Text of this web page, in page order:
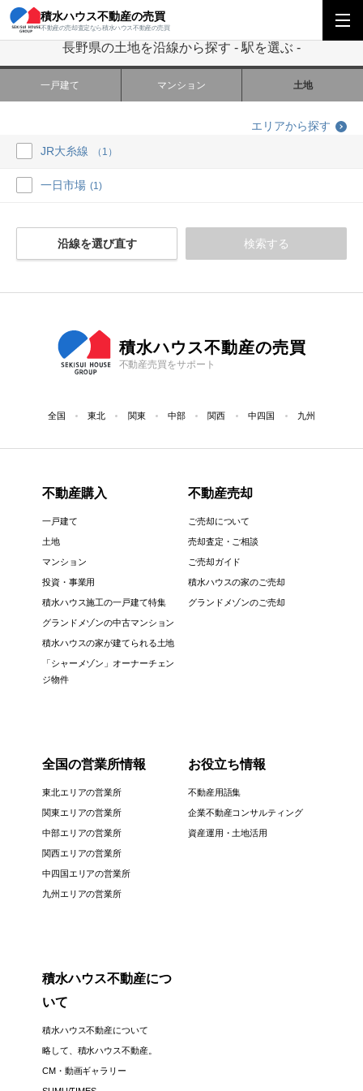
積水ハウス不動産の売買
不動産の売却査定なら積水ハウス不動産の売買
積水ハウス不動産の売買 中部エリア 駅を選
長野県の土地を沿線から探す - 駅を選ぶ -
一戸建て マンション 土地
エリアから探す
JR大糸線
（1）
一日市場 (1)
沿線を選び直す 検索する
積水ハウス不動産の売買
不動産売買をサポート
全国 東北 関東 中部 関西 中四国 九州
不動産購入
一戸建て
土地
マンション
投資・事業用
積水ハウス施工の一戸建て特集
グランドメゾンの中古マンション
積水ハウスの家が建てられる土地
「シャーメゾン」オーナーチェン
ジ物件
不動産売却
ご売却について
売却査定・ご相談
ご売却ガイド
積水ハウスの家のご売却
グランドメゾンのご売却
全国の営業所情報
東北エリアの営業所
関東エリアの営業所
中部エリアの営業所
関西エリアの営業所
中四国エリアの営業所
九州エリアの営業所
お役立ち情報
不動産用語集
企業不動産コンサルティング
資産運用・土地活用
積水ハウス不動産につ
いて
積水ハウス不動産について
略して、積水ハウス不動産。
CM・動画ギャラリー